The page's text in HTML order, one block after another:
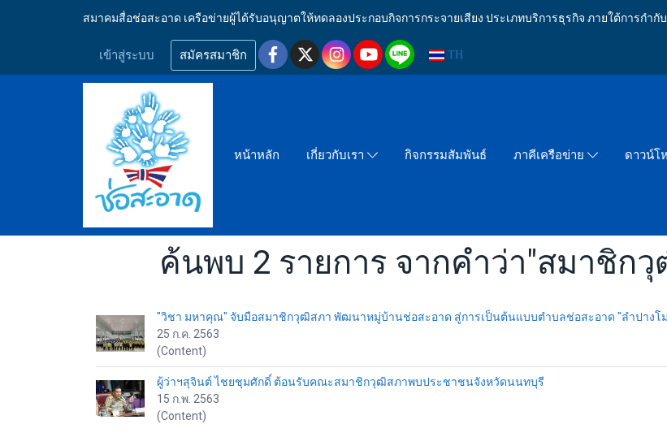
สมาคมสื่อช่อสะอาด เครือข่ายผู้ได้รับอนุญาตให้ทดลองประกอบกิจการกระจายเสียง ประเภทบริการธุรกิจ ภายใต้การก
เข้าสู่ระบบ สมัครสมาชิก TH
หน้าหลัก เกี่ยวกับเรา กิจกรรมสัมพันธ์ ภาคีเครือข่าย ดาวน์โ
ค้นพบ 2 รายการ จากคำว่า"สมาชิก
"วิชา มหาคุณ" จับมือสมาชิกวุฒิสภา พัฒนาหมู่บ้านช่อสะอาด สู่การเป็นต้นแบบตำบลช่อสะอาด "ลำปางโ
25 ก.ค. 2563
(Content)
ผู้ว่าฯสุจินต์ ไชยชุมศักดิ์ ต้อนรับคณะสมาชิกวุฒิสภาพบประชาชนจังหวัดนนทบุรี
15 ก.พ. 2563
(Content)